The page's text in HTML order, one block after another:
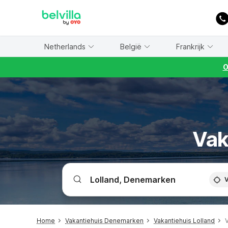
Netherlands België Frankrijk
Home Vakantiehuis Denemarken Vakantiehuis Lolland